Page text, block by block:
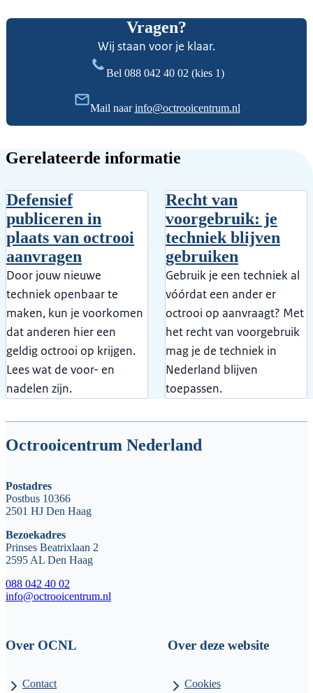
Vragen?
Wij staan voor je klaar.
Bel 088 042 40 02 (kies 1)
Mail naarinfo@octrooicentrum.nl
Gerelateerde informatie
Defensief
publiceren in
plaats van octrooi
aanvragen
Door jouw nieuwe
techniek openbaar te
maken, kun je voorkomen
dat anderen hier een
geldig octrooi op krijgen.
Lees wat de voor- en
nadelen zijn.
Recht van
voorgebruik: je
techniek blijven
gebruiken
Gebruik je een techniek al
vóórdat een ander er
octrooi op aanvraagt? Met
het recht van voorgebruik
mag je de techniek in
Nederland blijven
toepassen.
Octrooicentrum Nederland
Postadres
Postbus 10366
2501 HJ Den Haag
Bezoekadres
Prinses Beatrixlaan 2
2595 AL Den Haag
088 042 40 02
info@octrooicentrum.nl
Over OCNL
Contact
Over deze website
Cookies